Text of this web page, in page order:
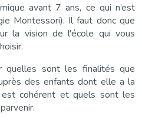
avant 7 ans, ce qui n’est
Montessori). Il faut donc que
la vision de l'école qui vous
quelles sont les finalités que
des enfants dont elle a la
cohérent et quels sont les